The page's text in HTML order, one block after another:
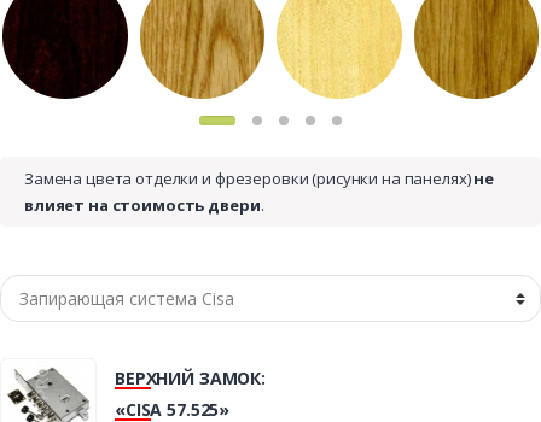
Замена цвета отделки и фрезеровки (рисунки на панелях)не
влияет на стоимость двери.
ВЕРХНИЙ ЗАМОК:
«CISA 57.525»